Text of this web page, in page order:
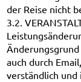
der Reise nicht
3.2.
auch durch
verständlich